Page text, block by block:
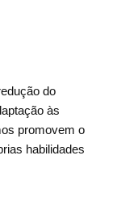
do
às
promovem o
habilidades